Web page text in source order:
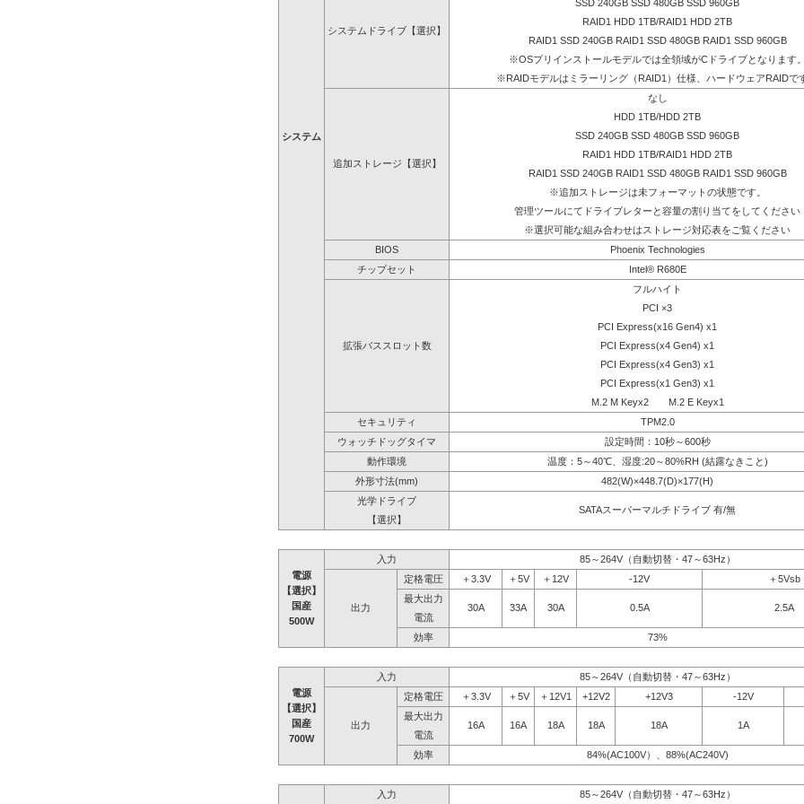
システム
システムドライブ【選択】
SSD 240GB SSD 480GB SSD 960GB
RAID1 HDD 1TB/RAID1 HDD 2TB
RAID1 SSD 240GB RAID1 SSD 480GB RAID1 SSD 960GB
※OSプリインストールモデルでは全領域がCドライブとなります
※RAIDモデルはミラーリング（RAID1）仕様、ハードウェアRAIDで
追加ストレージ【選択】
なし
HDD 1TB/HDD 2TB
SSD 240GB SSD 480GB SSD 960GB
RAID1 HDD 1TB/RAID1 HDD 2TB
RAID1 SSD 240GB RAID1 SSD 480GB RAID1 SSD 960GB
※追加ストレージは未フォーマットの状態です。
管理ツールにてドライブレターと容量の割り当てをしてください
※選択可能な組み合わせはストレージ対応表をご覧ください
BIOS
Phoenix Technologies
チップセット
Intel® R680E
拡張バススロット数
フルハイト
PCI ×3
PCI Express(x16 Gen4) x1
PCI Express(x4 Gen4) x1
PCI Express(x4 Gen3) x1
PCI Express(x1 Gen3) x1
M.2 M Keyx2 M.2 E Keyx1
セキュリティ
TPM2.0
ウォッチドッグタイマ
設定時間：10秒～600秒
動作環境
温度：5～40℃、湿度:20～80%RH (結露なきこと)
外形寸法(mm)
482(W)×448.7(D)×177(H)
光学ドライブ
SATAスーパーマルチドライブ 有/無
【選択】
電源
【選択】
国産
500W
入力 85～264V（自動切替・47～63Hz）
出力
定格電圧 ＋3.3V ＋5V ＋12V -12V
＋5Vsb
最大出力
30A
33A 30A 0.5A
2.5A
電流
効率
73%
電源
【選択】
国産
700W
入力 85～264V（自動切替・47～63Hz）
出力
定格電圧 ＋3.3V ＋5V ＋12V1 +12V2 +12V3
-12V
最大出力
16A
16A 18A 18A 18A
1A
電流
効率
84%(AC100V）、88%(AC240V)
入力 85～264V（自動切替・47～63Hz）